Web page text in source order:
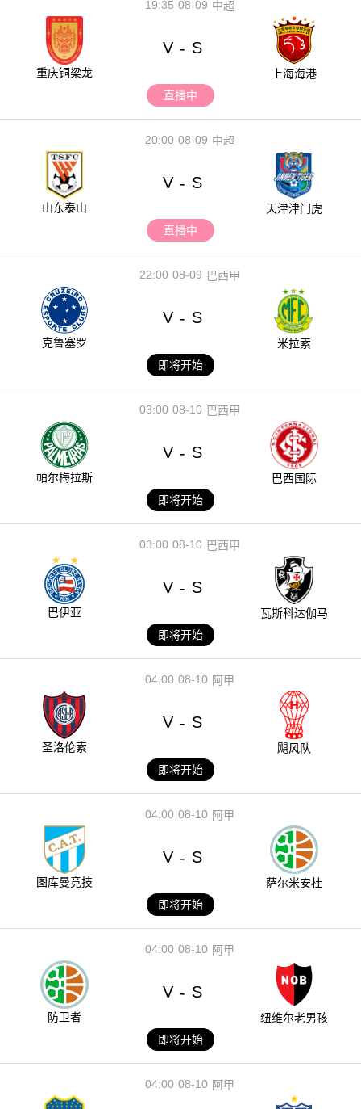
08-09
19:35 中超
重庆铜梁龙
V - S
上海海港
直播中
08-09
20:00 中超
山东泰山
V - S
天津津门虎
直播中
08-09
22:00 巴西甲
克鲁塞罗
V - S
米拉索
即将开始
08-10
03:00 巴西甲
帕尔梅拉斯
V - S
巴西国际
即将开始
08-10
03:00 巴西甲
巴伊亚
V - S
瓦斯科达伽马
即将开始
08-10
04:00 阿甲
圣洛伦索
V - S
飓风队
即将开始
08-10
04:00 阿甲
图库曼竞技
V - S
萨尔米安杜
即将开始
08-10
04:00 阿甲
防卫者
V - S
纽维尔老男孩
即将开始
08-10
04:00 阿甲